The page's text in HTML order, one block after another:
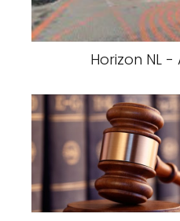
Horizon NL